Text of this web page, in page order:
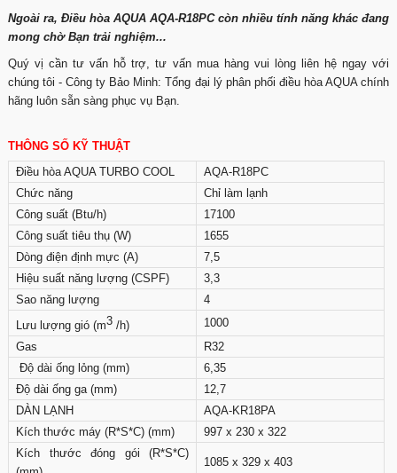
Ngoài ra, Điều hòa AQUA AQA-R18PC còn nhiều tính năng khác đang
mong chờ Bạn trải nghiệm...
Quý vị cần tư vấn hỗ trợ, tư vấn mua hàng vui lòng liên hệ ngay với
chúng tôi - Công ty Bảo Minh: Tổng đại lý phân phối điều hòa AQUA chính
hãng luôn sẵn sàng phục vụ Bạn.
THÔNG SỐ KỸ THUẬT
Điều hòa AQUA TURBO COOL
AQA-R18PC
Chức năng
Chỉ làm lạnh
Công suất (Btu/h)
17100
Công suất tiêu thụ (W)
1655
Dòng điện định mực (A)
7,5
Hiệu suất năng lượng (CSPF)
3,3
Sao năng lượng
4
Lưu lượng gió (m3 /h)
1000
Gas
R32
Độ dài ống lỏng (mm)
6,35
Độ dài ống ga (mm)
12,7
DÀN LẠNH
AQA-KR18PA
Kích thước máy (R*S*C) (mm)
997 x 230 x 322
Kích thước đóng gói (R*S*C)
1085 x 329 x 403